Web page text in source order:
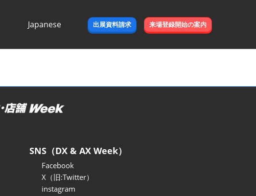
Japanese
出展資料請求 来場登録開始の案内
SNS（DX & AX Week）
Facebook
X（旧:Twitter）
instagram